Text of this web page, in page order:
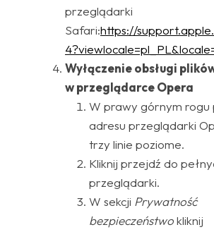
przeglądarki
Safari:https://
Wyłączenie obsługi
w przeglądarce Opera
W prawy górnym rogu
adresu przeglądarki
trzy linie poziome.
Kliknij przejdź do
przeglądarki.
W sekcji Prywatność
bezpieczeństwokliknij